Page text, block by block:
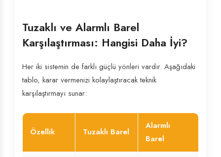
Tuzaklı ve Alarmlı Barel
Karşılaştırması: Hangisi Daha İyi?
Her iki sistemin de farklı güçlü yönleri vardır. Aşağıdaki
tablo, karar vermenizi kolaylaştıracak teknik
karşılaştırmayı sunar:
Özellik Tuzaklı Barel
Alarmlı
Barel